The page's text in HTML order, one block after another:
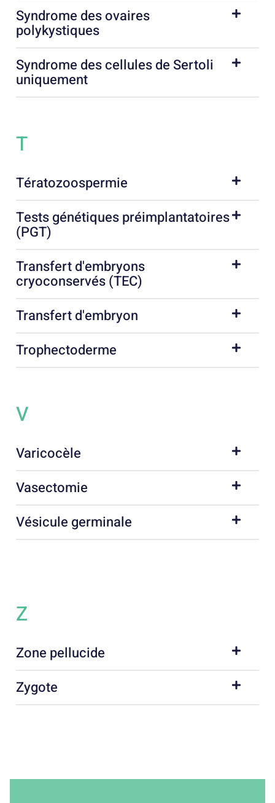
Syndrome des ovaires
polykystiques
Syndrome des cellules de Sertoli
uniquement
T
Tératozoospermie
Tests génétiques préimplantatoires
(PGT)
Transfert d'embryons
cryoconservés (TEC)
Transfert d'embryon
Trophectoderme
V
Varicocèle
Vasectomie
Vésicule germinale
Z
Zone pellucide
Zygote